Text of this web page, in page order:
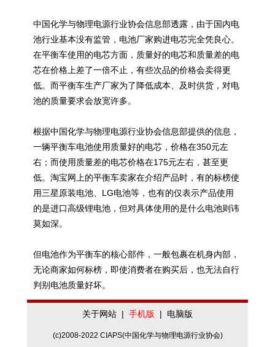
中国化学与物理电源行业协会信息部透露，由于国内电
池行业基本没有监管，电池厂家购进电芯完全凭良心。
在平衡车使用的电芯方面，质量好的电芯和质量差的电
芯在价格上差了一倍不止，有些次品的价格会卖得更
低。而平衡车生产厂家为了降低成本、及时供货，对电
池的质量要求会放宽许多。
根据中国化学与物理电源行业协会信息部提供的信息，
一辆平衡车电池使用质量好的电芯，价格在350元左
右；而使用质量差的电芯价格在175元左右，甚至更
低。淘宝网上的平衡车卖家在介绍产品时，有的标榜使
用三星原装电池、LG电池等，也有的仅表示产品使用
的是进口高级锂电池，但对具体使用的是什么电池则讳
莫如深。
但电池作为平衡车的核心部件，一般包裹在机身内部，
无论商家如何标榜，即使消费者在购买后，也无法自行
判别电池质量好坏。
关于网站 | 手机版 | 电脑版
(c)2008-2022 CIAPS(中国化学与物理电源行业协会)